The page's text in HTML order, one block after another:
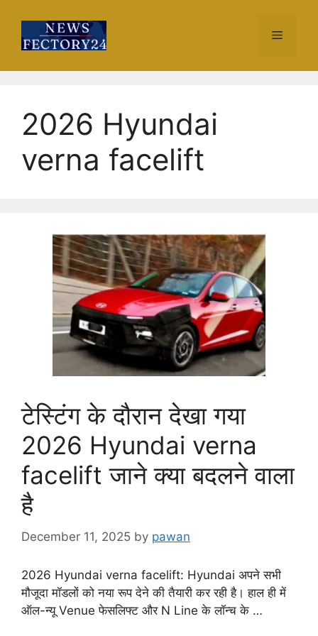
content
Menu
2026 Hyundai
verna facelift
टेस्टिंग के दौरान देखा गया
2026 Hyundai verna
facelift जाने क्या बदलने वाला
है
December 11, 2025 by pawan
2026 Hyundai verna facelift: Hyundai अपने सभी
मौजूदा मॉडलों को नया रूप देने की तैयारी कर रही है। हाल ही में
ऑल-न्यू Venue फेसलिफ्ट और N Line के लॉन्च के …